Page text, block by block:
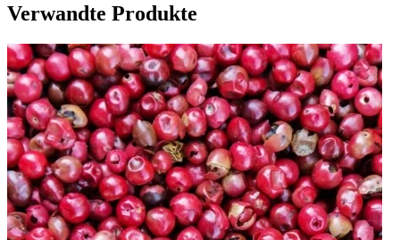
Verwandte Produkte